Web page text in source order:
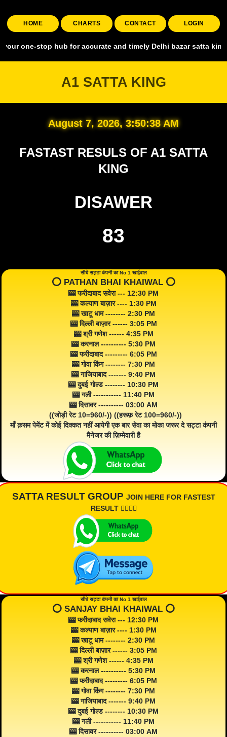
HOME CHARTS CONTACT LOGIN
hub for accurate and timely Delhi bazar satta king,
A1 SATTA KING
August 7, 2026, 3:50:39 AM
FASTAST RESULS OF A1 SATTA
KING
DISAWER
83
सीधे सट्टा कंपनी का No 1 खाईवाल
⭕️ PATHAN BHAI KHAIWAL ⭕️
🎰 फरीदाबाद सवेरा --- 12:30 PM
🎰 कल्याण बाज़ार ---- 1:30 PM
🎰 खाटू धाम -------- 2:30 PM
🎰 दिल्ली बाज़ार ------ 3:05 PM
🎰 श्री गणेश ------ 4:35 PM
🎰 करनाल ---------- 5:30 PM
🎰 फरीदाबाद --------- 6:05 PM
🎰 गोवा किंग -------- 7:30 PM
🎰 गाजियाबाद ------- 9:40 PM
🎰 दुबई गोल्ड -------- 10:30 PM
🎰 गली ----------- 11:40 PM
🎰 दिसावर ---------- 03:00 AM
((जोड़ी रेट 10=960/-)) ((हरूफ़ रेट 100=960/-))
माँ क़सम पेमेंट में कोई दिक्कत नहीं आयेगी एक बार सेवा का मोका जरूर दे सट्टा कंपनी
मैनेजर की ज़िम्मेवारी है
SATTA RESULT GROUP JOIN HERE FOR FASTEST
RESULT 👇🏾👇🏾
सीधे सट्टा कंपनी का No 1 खाईवाल
⭕️ SANJAY BHAI KHAIWAL ⭕️
🎰 फरीदाबाद सवेरा --- 12:30 PM
🎰 कल्याण बाज़ार ---- 1:30 PM
🎰 खाटू धाम -------- 2:30 PM
🎰 दिल्ली बाज़ार ------ 3:05 PM
🎰 श्री गणेश ------ 4:35 PM
🎰 करनाल ---------- 5:30 PM
🎰 फरीदाबाद --------- 6:05 PM
🎰 गोवा किंग -------- 7:30 PM
🎰 गाजियाबाद ------- 9:40 PM
🎰 दुबई गोल्ड -------- 10:30 PM
🎰 गली ----------- 11:40 PM
🎰 दिसावर ---------- 03:00 AM